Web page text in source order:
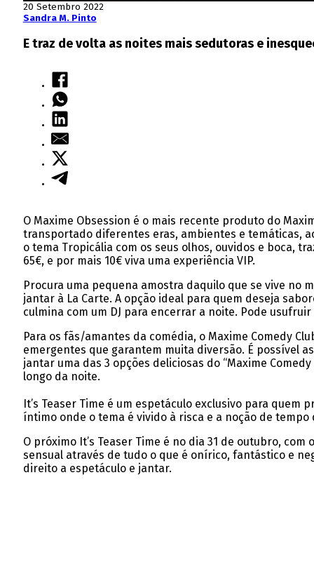
20 Setembro 2022
Sandra M. Pinto
E traz de volta as noites mais sedutoras e
O Maxime Obsession é o mais recente produto do
transportado diferentes eras, ambientes e temáticas,
o tema Tropicália com os seus olhos, ouvidos e boca,
65€, e por mais 10€ viva uma experiência VIP.
Procura uma pequena amostra daquilo que se vive no
jantar à La Carte. A opção ideal para quem deseja
culmina com um DJ para encerrar a noite. Pode
Para os fãs/amantes da comédia, o Maxime Comedy
emergentes que garantem muita diversão. É possível
jantar uma das 3 opções deliciosas do “Maxime
longo da noite.
It’s Teaser Time é um espetáculo exclusivo para
íntimo onde o tema é vivido à risca e a noção de
O próximo It’s Teaser Time é no dia 31 de outubro,
sensual através de tudo o que é onírico, fantástico e
direito a espetáculo e jantar.